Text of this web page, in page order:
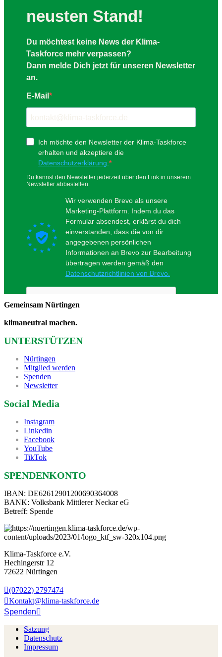
Gemeinsam Nürtingen
klimaneutral machen.
UNTERSTÜTZEN
Nürtingen
Mitglied werden
Spenden
Newsletter
Social Media
Instagram
Linkedin
Facebook
YouTube
TikTok
SPENDENKONTO
IBAN: DE62612901200690364008
BANK: Volksbank Mittlerer Neckar eG
Betreff: Spende
Klima-Taskforce e.V.
Hechingerstr 12
72622 Nürtingen
(07022) 2797474
Kontakt@klima-taskforce.de
Spenden
Satzung
Datenschutz
Impressum